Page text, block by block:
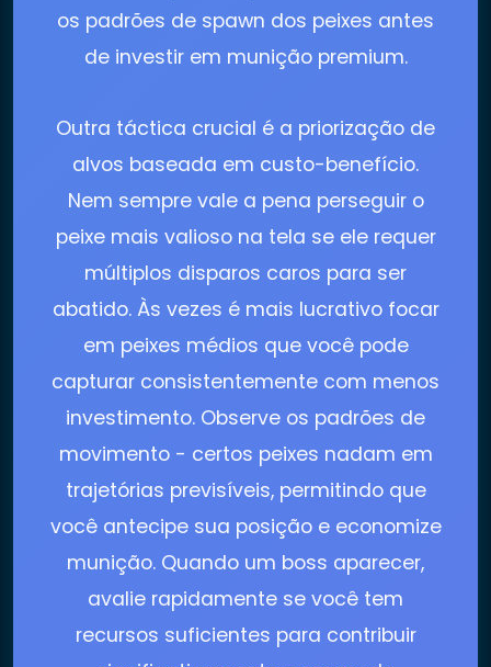
os padrões de spawn dos peixes antes
de investir em munição premium.
Outra táctica crucial é a priorização de
alvos baseada em custo-benefício.
Nem sempre vale a pena perseguir o
peixe mais valioso na tela se ele requer
múltiplos disparos caros para ser
abatido. Às vezes é mais lucrativo focar
em peixes médios que você pode
capturar consistentemente com menos
investimento. Observe os padrões de
movimento - certos peixes nadam em
trajetórias previsíveis, permitindo que
você antecipe sua posição e economize
munição. Quando um boss aparecer,
avalie rapidamente se você tem
recursos suficientes para contribuir